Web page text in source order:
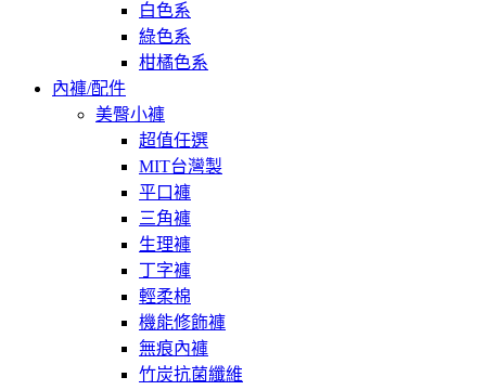
白色系
綠色系
柑橘色系
內褲/配件
美臀小褲
超值任選
MIT台灣製
平口褲
三角褲
生理褲
丁字褲
輕柔棉
機能修飾褲
無痕內褲
竹炭抗菌纖維